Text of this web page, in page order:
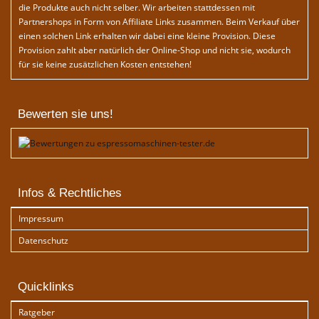
die Produkte auch nicht selber. Wir arbeiten stattdessen mit
Partnershops in Form von Affiliate Links zusammen. Beim Verkauf über
einen solchen Link erhalten wir dabei eine kleine Provision. Diese
Provision zahlt aber natürlich der Online-Shop und nicht sie, wodurch
für sie keine zusätzlichen Kosten entstehen!
Bewerten sie uns!
Infos & Rechtliches
Impressum
Datenschutz
Quicklinks
Ratgeber